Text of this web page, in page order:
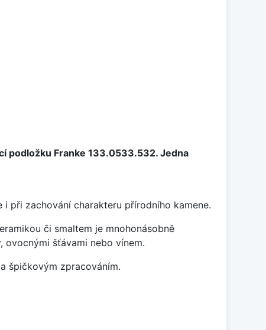
podložku Franke 133.0533.532. Jedna
při zachování charakteru přírodního kamene.
či smaltem je mnohonásobně
šťávami nebo vínem.
špičkovým zpracováním.